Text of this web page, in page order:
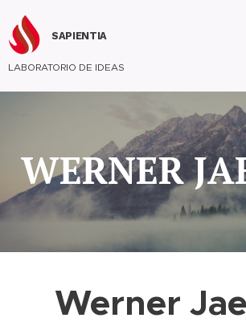
SAPIENTIA
LABORATORIO DE IDEAS
WERNER
Werner